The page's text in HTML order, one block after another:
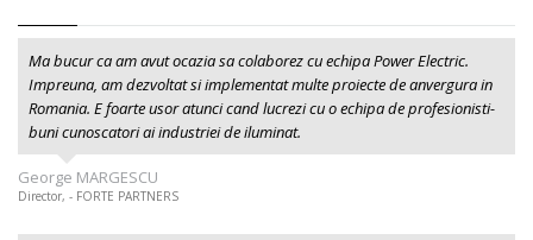
Ma bucur ca am avut ocazia sa colaborez cu echipa Power Electric.
Impreuna, am dezvoltat si implementat multe proiecte de anvergura in
Romania. E foarte usor atunci cand lucrezi cu o echipa de profesionisti-
buni cunoscatori ai industriei de iluminat.
George MARGESCU
Director, - FORTE PARTNERS